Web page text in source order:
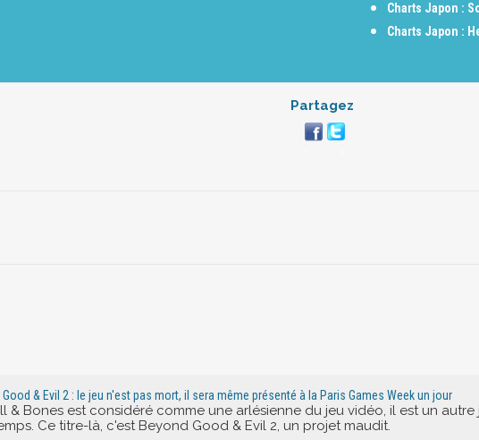
Charts Japon :
Charts Japon :
Partagez
Good & Evil 2 : le jeu n'est pas mort, il sera même présenté à la Paris Games Week un jour
& Bones est considéré comme une arlésienne du jeu vidéo, il est un
Ce titre-là, c'est Beyond Good & Evil 2, un projet maudit.